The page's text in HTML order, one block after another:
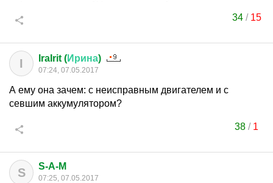
34/ 15
I IraIrit (Ирина)
07:24, 07.05.2017
А ему она зачем: с неисправным двигателем и с
севшим аккумулятором?
38 / 1
S S-A-M
07:25, 07.05.2017